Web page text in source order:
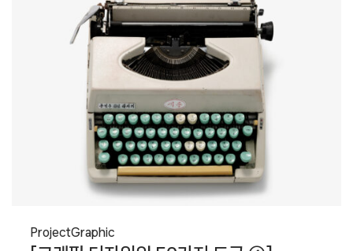
ProjectGraphic